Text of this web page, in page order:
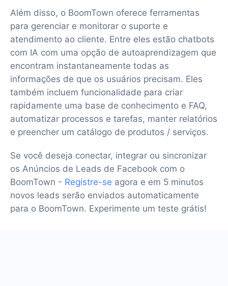
Além disso, o BoomTown oferece ferramentas
para gerenciar e monitorar o suporte e
atendimento ao cliente. Entre eles estão chatbots
com IA com uma opção de autoaprendizagem que
encontram instantaneamente todas as
informações de que os usuários precisam. Eles
também incluem funcionalidade para criar
rapidamente uma base de conhecimento e FAQ,
automatizar processos e tarefas, manter relatórios
e preencher um catálogo de produtos / serviços.
Se você deseja conectar, integrar ou sincronizar
os Anúncios de Leads de Facebook com o
BoomTown - Registre-se agora e em 5 minutos
novos leads serão enviados automaticamente
para o BoomTown. Experimente um teste grátis!